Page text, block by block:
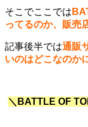
そこでここでは
ってるのか、販売
記事後半では通販
いのはどこなのか
＼BATTLE OF